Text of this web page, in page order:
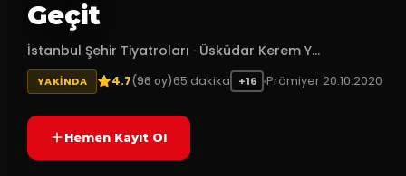
Geçit
İstanbul Şehir Tiyatroları · Üsküdar Kerem Y...
YAKINDA 4.7(96 oy)65 dakika +16 Prömiyer 20.10.2020
Hemen Kayıt Ol